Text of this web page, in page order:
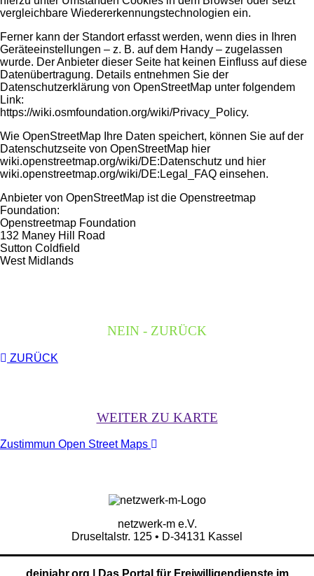
vergleichbare Wiedererkennungstechnologien ein.
Ferner kann der Standort erfasst werden, wenn dies in Ihren
Geräteeinstellungen – z. B. auf dem Handy – zugelassen
wurde. Der Anbieter dieser Seite hat keinen Einfluss auf diese
Datenübertragung. Details entnehmen Sie der
Datenschutzerklärung von OpenStreetMap unter folgendem
Link:
https://wiki.osmfoundation.org/wiki/Privacy_Policy.
Wie OpenStreetMap Ihre Daten speichert, können Sie auf der
Datenschutzseite von OpenStreetMap hier
wiki.openstreetmap.org/wiki/DE:Datenschutz und hier
wiki.openstreetmap.org/wiki/DE:Legal_FAQ einsehen.
Anbieter von OpenStreetMap ist die Openstreetmap
Foundation:
Openstreetmap Foundation
132 Maney Hill Road
Sutton Coldfield
West Midlands
NEIN - ZURÜCK
ZURÜCK
WEITER ZU KARTE
Zustimmun Open Street Maps
netzwerk-m e.V.
Druseltalstr. 125 • D-34131 Kassel